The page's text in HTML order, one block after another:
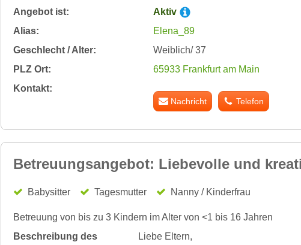
Angebot ist:
Aktiv
Alias:
Elena_89
Geschlecht / Alter:
Weiblich/ 37
PLZ Ort:
65933 Frankfurt am Main
Kontakt:
Nachricht Telefon
Betreuungsangebot: Liebevolle und
Babysitter Tagesmutter Nanny / Kinderfrau
Betreuung von bis zu 3 Kindern im Alter von <1 bis 16 Jahren
Beschreibung des
Liebe Eltern,